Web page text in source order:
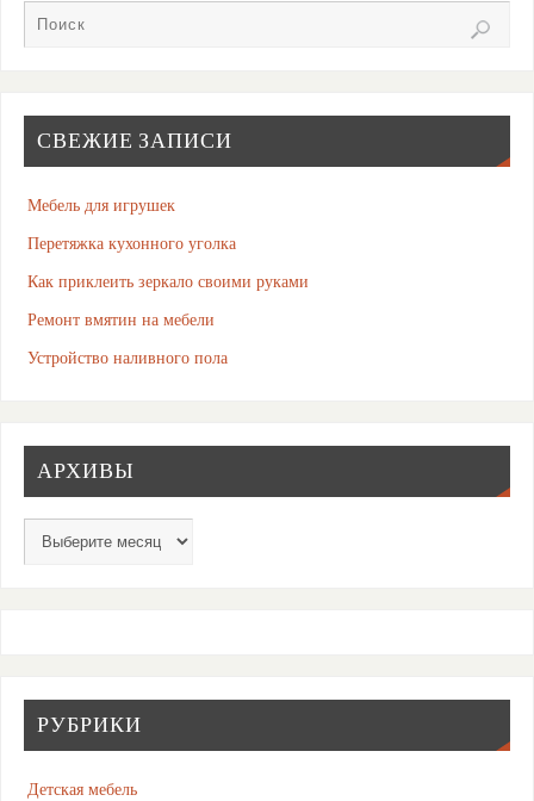
СВЕЖИЕ ЗАПИСИ
Мебель для игрушек
Перетяжка кухонного уголка
Как приклеить зеркало своими руками
Ремонт вмятин на мебели
Устройство наливного пола
АРХИВЫ
РУБРИКИ
Детская мебель